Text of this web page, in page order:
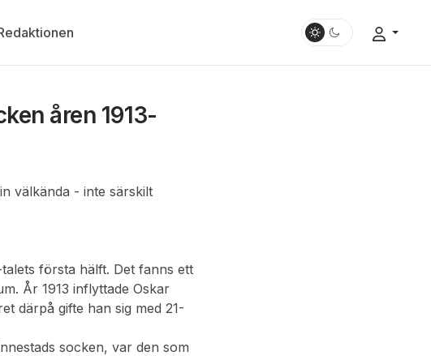
åren 1913-
välkända - inte särskilt
första hälft. Det fanns ett
År 1913 inflyttade Oskar
därpå gifte han sig med 21-
socken, var den som